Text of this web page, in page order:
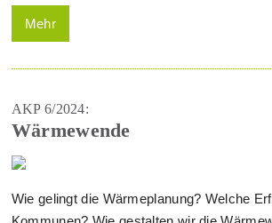
Mehr
AKP 6/2024:
Wärmewende
Wie gelingt die Wärmeplanung? Welche